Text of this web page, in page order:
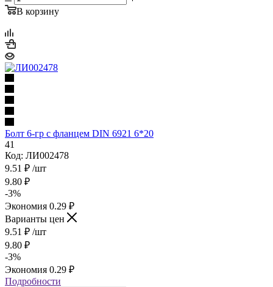
В корзину
Болт 6-гр с фланцем DIN 6921 6*20
41
Код: ЛИ002478
9.51 ₽ /шт
9.80 ₽
-3%
Экономия 0.29 ₽
Варианты цен
9.51 ₽ /шт
9.80 ₽
-3%
Экономия 0.29 ₽
Подробности